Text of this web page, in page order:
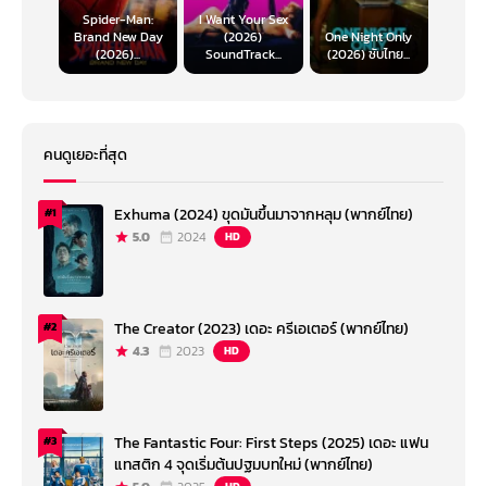
Spider-Man:
Brand New Day
(2026)...
I Want Your Sex
(2026)
SoundTrack...
One Night Only
(2026) ซับไทย...
คนดูเยอะที่สุด
#1 Exhuma (2024) ขุดมันขึ้นมาจากหลุม (พากย์ไทย)
5.0 2024 HD
#2 The Creator (2023) เดอะ ครีเอเตอร์ (พากย์ไทย)
4.3 2023 HD
#3
The Fantastic Four: First Steps (2025) เดอะ แฟน
แทสติก 4 จุดเริ่มต้นปฐมบทใหม่ (พากย์ไทย)